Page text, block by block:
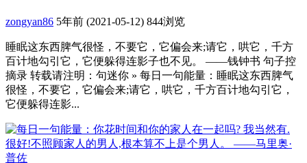
zongyan86 5年前 (2021-05-12) 844浏览
睡眠这东西脾气很怪，不要它，它偏会来;请它，哄它，千方
百计地勾引它，它便躲得连影子也不见。 ——钱钟书 句子控
摘录 转载请注明：句迷你 » 每日一句能量：睡眠这东西脾气
很怪，不要它，它偏会来;请它，哄它，千方百计地勾引它，
它便躲得连影...